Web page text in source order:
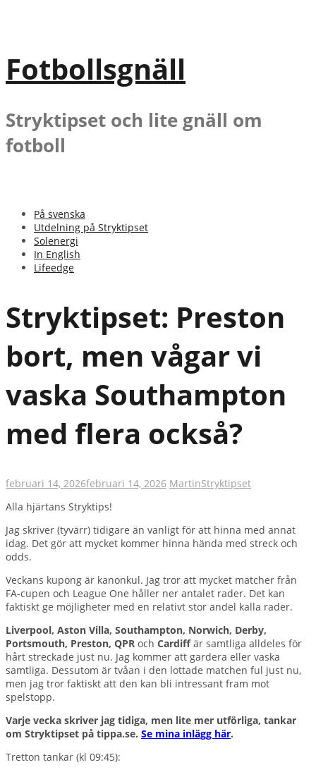
Fotbollsgnäll
Stryktipset och lite gnäll om
fotboll
På svenska
Utdelning på Stryktipset
Solenergi
In English
Lifeedge
Stryktipset: Preston
bort, men vågar vi
vaska Southampton
med flera också?
februari 14, 2026februari 14, 2026 MartinStryktipset
Alla hjärtans Stryktips!
Jag skriver (tyvärr) tidigare än vanligt för att hinna med annat
idag. Det gör att mycket kommer hinna hända med streck och
odds.
Veckans kupong är kanonkul. Jag tror att mycket matcher från
FA-cupen och League One håller ner antalet rader. Det kan
faktiskt ge möjligheter med en relativt stor andel kalla rader.
Liverpool, Aston Villa, Southampton, Norwich, Derby,
Portsmouth, Preston, QPR och Cardiffär samtliga alldeles för
hårt streckade just nu. Jag kommer att gardera eller vaska
samtliga. Dessutom är tvåan i den lottade matchen ful just nu,
men jag tror faktiskt att den kan bli intressant fram mot
spelstopp.
Varje vecka skriver jag tidiga, men lite mer utförliga, tankar
om Stryktipset på tippa.se. Se mina inlägg här.
Tretton tankar (kl 09:45):